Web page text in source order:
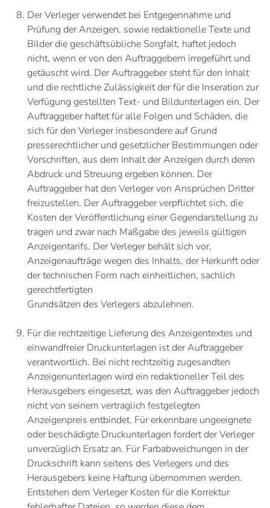
Der Verleger verwendet bei Entgegennahme und
Prüfung der Anzeigen, sowie redaktionelle Texte und
Bilder die geschäftsübliche Sorgfalt, haftet jedoch
nicht, wenn er von den Auftraggebern irregeführt und
getäuscht wird. Der Auftraggeber steht für den Inhalt
und die rechtliche Zulässigkeit der für die Inseration zur
Verfügung gestellten Text- und Bildunterlagen ein. Der
Auftraggeber haftet für alle Folgen und Schäden, die
sich für den Verleger insbesondere auf Grund
presserechtlicher und gesetzlicher Bestimmungen oder
Vorschriften, aus dem Inhalt der Anzeigen durch deren
Abdruck und Streuung ergeben können. Der
Auftraggeber hat den Verleger von Ansprüchen Dritter
freizustellen. Der Auftraggeber verpflichtet sich, die
Kosten der Veröffentlichung einer Gegendarstellung zu
tragen und zwar nach Maßgabe des jeweils gültigen
Anzeigentarifs. Der Verleger behält sich vor,
Anzeigenaufträge wegen des Inhalts, der Herkunft oder
der technischen Form nach einheitlichen, sachlich
gerechtfertigten
Grundsätzen des Verlegers abzulehnen.
Für die rechtzeitige Lieferung des Anzeigentextes und
einwandfreier Druckunterlagen ist der Auftraggeber
verantwortlich. Bei nicht rechtzeitig zugesandten
Anzeigenunterlagen wird ein redaktioneller Teil des
Herausgebers eingesetzt, was den Auftraggeber jedoch
nicht von seinem vertraglich festgelegten
Anzeigenpreis entbindet. Für erkennbare ungeeignete
oder beschädigte Druckunterlagen fordert der Verleger
unverzüglich Ersatz an. Für Farbabweichungen in der
Druckschrift kann seitens des Verlegers und des
Herausgebers keine Haftung übernommen werden.
Entstehen dem Verleger Kosten für die Korrektur